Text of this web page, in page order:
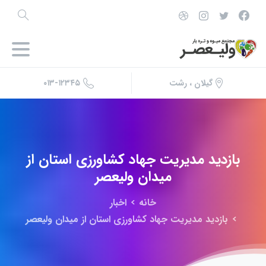
گیلان ، رشت ۰۱۳-۱۲۳۴۵
بازدید مدیریت جهاد کشاورزی استان از
میدان ولیعصر
خانه
اخبار
بازدید مدیریت جهاد کشاورزی استان از میدان ولیعصر